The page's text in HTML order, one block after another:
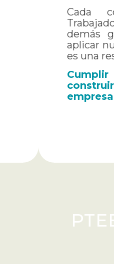
Cada
demás
aplicar
es una